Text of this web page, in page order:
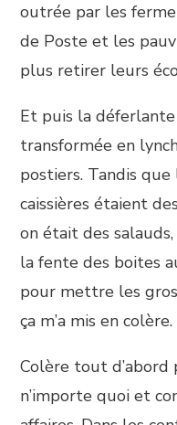
outrée par les
de Poste et les
plus retirer leurs
Et puis la déferlante
transformée en
postiers. Tandis
caissières étaient
on était des
la fente des boites
pour mettre les
ça m’a mis en colère.
Colère tout d’abord
n’importe quoi et